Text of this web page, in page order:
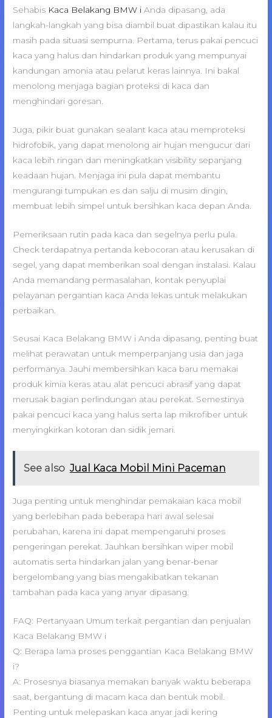
Sehabis Kaca Belakang BMW i Anda dipasang, ada
langkah-langkah yang bisa diambil buat dipastikan kalau itu
masih pada situasi sempurna. Pertama, terus pakai pencuci
kaca yang halus dan hindarkan produk yang mempunyai
kandungan amonia atau pelarut keras lainnya. Ini bakal
menolong menjaga bagian proteksi di kaca dan
menghindari goresan.
Juga, pikir buat gunakan sealant kaca atau memproteksi
hidrofobik, yang dapat menolong air hujan mengucur dari
kaca lebih ringan dan meningkatkan visibility sepanjang
keadaan hujan. Menjaga ini pula dapat membantu
mengurangi tumpukan es dan salju di musim dingin,
membuat lebih simpel untuk bersihkan kaca depan Anda.
Pemeriksaan rutin pada kaca dan segelnya perlu pula.
Check terdapatnya pertanda kebocoran atau kerusakan di
segel, yang dapat memberikan soal dengan instalasi. Kalau
Anda memandang permasalahan, kontak penyuplai
pelayanan pergantian kaca Anda lekas untuk melakukan
perbaikan.
Seusai Kaca Belakang BMW i Anda dipasang, penting buat
melihat perawatan untuk memperpanjang usia dan jaga
performanya. Jauhi membersihkan kaca baru memakai
produk kimia keras atau alat pencuci abrasif yang dapat
merusak bagian perlindungan atau perekat. Semestinya
pakai pencuci kaca yang halus serta lap mikrofiber untuk
menyingkirkan kotoran dan sidik jemari.
See also Jual Kaca Mobil Mini Paceman
Juga penting untuk menghindar pemakaian kaca mobil
yang berlebihan pada beberapa hari awal selesai
perubahan, karena ini dapat mempengaruhi proses
pengeringan perekat. Jauhkan bersihkan wiper mobil
automatis serta hindarkan jalan yang benar-benar
bergelombang yang bias mengakibatkan tekanan
tambahan pada kaca yang anyar dipasang.
FAQ: Pertanyaan Umum terkait pergantian dan penjualan
Kaca Belakang BMW i
Q: Berapa lama proses penggantian Kaca Belakang BMW
i?
A: Prosesnya biasanya memakan banyak waktu beberapa
saat, bergantung di macam kaca dan bentuk mobil.
Penting untuk melepaskan kaca anyar jadi kering